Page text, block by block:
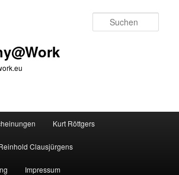
Kurt Röttgers
Clausjürgens
Impressum